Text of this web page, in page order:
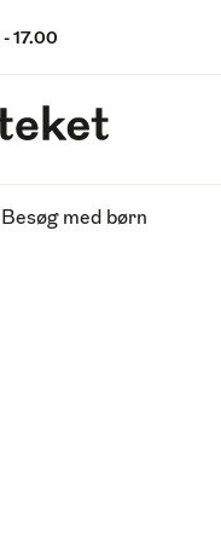
- 17.00
Besøg med børn